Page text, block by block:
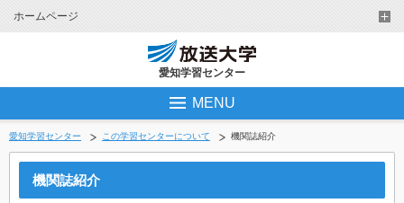
ホームページ
愛知学習センター
MENU
愛知学習センター この学習センターについて 機関誌紹介
機関誌紹介